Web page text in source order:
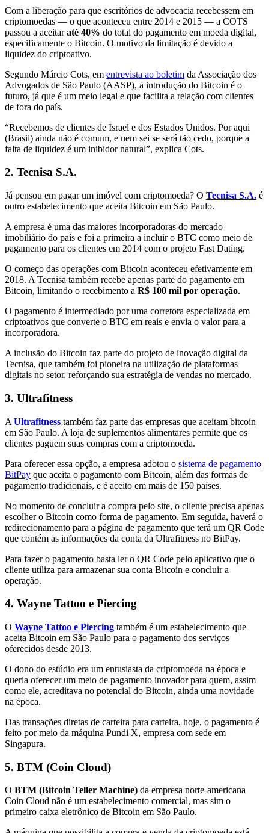
Com a liberação para que escritórios de advocacia recebessem em
criptomoedas — o que aconteceu entre 2014 e 2015 — a COTS
passou a aceitaraté 40% do total do pagamento em moeda digital,
especificamente o Bitcoin. O motivo da limitação é devido a
liquidez do criptoativo.
Segundo Márcio Cots, em entrevista ao boletim da Associação dos
Advogados de São Paulo (AASP), a introdução do Bitcoin é o
futuro, já que é um meio legal e que facilita a relação com clientes
de fora do país.
“Recebemos de clientes de Israel e dos Estados Unidos. Por aqui
(Brasil) ainda não é comum, e nem sei se será tão cedo, porque a
falta de liquidez é um inibidor natural”, explica Cots.
2. Tecnisa S.A.
Já pensou em pagar um imóvel com criptomoeda? O Tecnisa S.A. é
outro estabelecimento que aceita Bitcoin em São Paulo.
A empresa é uma das maiores incorporadoras do mercado
imobiliário do país e foi a primeira a incluir o BTC como meio de
pagamento para os clientes em 2014 com o projeto Fast Dating.
O começo das operações com Bitcoin aconteceu efetivamente em
2018. A Tecnisa também recebe apenas parte do pagamento em
Bitcoin, limitando o recebimento a R$ 100 mil por operação.
O pagamento é intermediado por uma corretora especializada em
criptoativos que converte o BTC em reais e envia o valor para a
incorporadora.
A inclusão do Bitcoin faz parte do projeto de inovação digital da
Tecnisa, que também foi pioneira na utilização de plataformas
digitais no setor, reforçando sua estratégia de vendas no mercado.
3. Ultrafitness
A Ultrafitness também faz parte das empresas que aceitam bitcoin
em São Paulo. A loja de suplementos alimentares permite que os
clientes paguem suas compras com a criptomoeda.
Para oferecer essa opção, a empresa adotou o sistema de pagamento
BitPay que aceita o pagamento com Bitcoin, além das formas de
pagamento tradicionais, e é aceito em mais de 150 países.
No momento de concluir a compra pelo site, o cliente precisa apenas
escolher o Bitcoin como forma de pagamento. Em seguida, haverá o
redirecionamento para a página de pagamento que terá um QR Code
que contém as informações da conta da Ultrafitness no BitPay.
Para fazer o pagamento basta ler o QR Code pelo aplicativo que o
cliente utiliza para armazenar sua conta Bitcoin e concluir a
operação.
4. Wayne Tattoo e Piercing
O Wayne Tattoo e Piercing também é um estabelecimento que
aceita Bitcoin em São Paulo para o pagamento dos serviços
oferecidos desde 2013.
O dono do estúdio era um entusiasta da criptomoeda na época e
queria oferecer um meio de pagamento inovador para quem, assim
como ele, acreditava no potencial do Bitcoin, ainda uma novidade
na época.
Das transações diretas de carteira para carteira, hoje, o pagamento é
feito por meio da máquina Pundi X, empresa com sede em
Singapura.
5. BTM (Coin Cloud)
O BTM (Bitcoin Teller Machine) da empresa norte-americana
Coin Cloud não é um estabelecimento comercial, mas sim o
primeiro caixa eletrônico de Bitcoin em São Paulo.